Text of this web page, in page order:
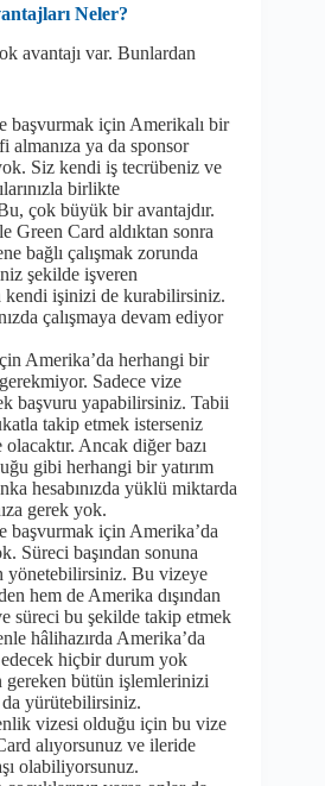
Neler?
avantajı var. Bunlardan
başvurmak için Amerikalı bir
almanıza ya da sponsor
Siz kendi iş tecrübeniz ve
birlikte
çok büyük bir avantajdır.
Green Card aldıktan sonra
bağlı çalışmak zorunda
şekilde işveren
kendi işinizi de kurabilirsiniz.
çalışmaya devam ediyor
Amerika’da herhangi bir
Sadece vize
başvuru yapabilirsiniz. Tabii
takip etmek isterseniz
Ancak diğer bazı
gibi herhangi bir yatırım
hesabınızda yüklü miktarda
gerek yok.
başvurmak için Amerika’da
Süreci başından sonuna
yönetebilirsiniz. Bu vizeye
hem de Amerika dışından
süreci bu şekilde takip etmek
hâlihazırda Amerika’da
hiçbir durum yok
bütün işlemlerinizi
da yürütebilirsiniz.
vizesi olduğu için bu vize
alıyorsunuz ve ileride
olabiliyorsunuz.